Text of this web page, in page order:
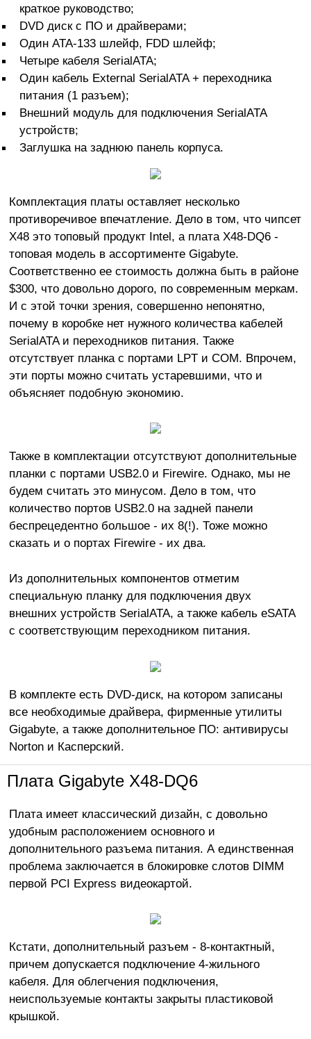
краткое руководство;
DVD диск с ПО и драйверами;
Один ATA-133 шлейф, FDD шлейф;
Четыре кабеля SerialATA;
Один кабель External SerialATA + переходника
питания (1 разъем);
Внешний модуль для подключения SerialATA
устройств;
Заглушка на заднюю панель корпуса.
Комплектация платы оставляет несколько
противоречивое впечатление. Дело в том, что чипсет
X48 это топовый продукт Intel, а плата X48-DQ6 -
топовая модель в ассортименте Gigabyte.
Соответственно ее стоимость должна быть в районе
$300, что довольно дорого, по современным меркам.
И с этой точки зрения, совершенно непонятно,
почему в коробке нет нужного количества кабелей
SerialATA и переходников питания. Также
отсутствует планка с портами LPT и COM. Впрочем,
эти порты можно считать устаревшими, что и
объясняет подобную экономию.
Также в комплектации отсутствуют дополнительные
планки с портами USB2.0 и Firewire. Однако, мы не
будем считать это минусом. Дело в том, что
количество портов USB2.0 на задней панели
беспрецедентно большое - их 8(!). Тоже можно
сказать и о портах Firewire - их два.
Из дополнительных компонентов отметим
специальную планку для подключения двух
внешних устройств SerialATA, а также кабель eSATA
с соответствующим переходником питания.
В комплекте есть DVD-диск, на котором записаны
все необходимые драйвера, фирменные утилиты
Gigabyte, а также дополнительное ПО: антивирусы
Norton и Касперский.
Плата Gigabyte X48-DQ6
Плата имеет классический дизайн, с довольно
удобным расположением основного и
дополнительного разъема питания. А единственная
проблема заключается в блокировке слотов DIMM
первой PCI Express видеокартой.
Кстати, дополнительный разъем - 8-контактный,
причем допускается подключение 4-жильного
кабеля. Для облегчения подключения,
неиспользуемые контакты закрыты пластиковой
крышкой.